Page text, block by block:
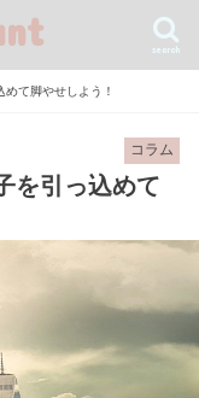
search
めて脚やせしよう！
コラム
を引っ込めて